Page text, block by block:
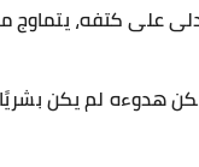
على كتفه، يتماوج
هدوءه لم يكن